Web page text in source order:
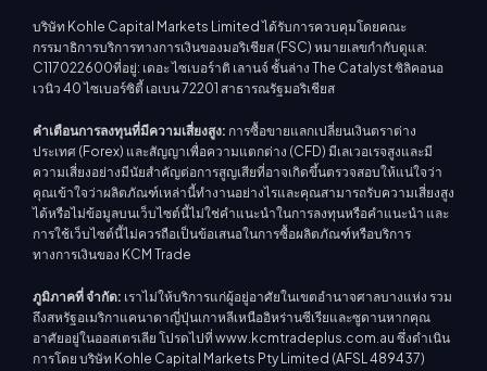
บริษัท Kohle Capital Markets Limited ได้รับการควบคุมโดยคณะ
กรรมาธิการบริการทางการเงินของมอริเชียส (FSC) หมายเลขกำกับดูแล:
C117022600ที่อยู่: เดอะ ไซเบอร์าติ เลานจ์ ชั้นล่าง The Catalyst ซิลิคอนอ
เวนิว 40 ไซเบอร์ซิตี้ เอเบน 72201 สาธารณรัฐมอริเชียส
คำเตือนการลงทุนที่มีความเสี่ยงสูง: การซื้อขายแลกเปลี่ยนเงินตราต่าง
ประเทศ (Forex) และสัญญาเพื่อความแตกต่าง (CFD) มีเลเวอเรจสูงและมี
ความเสี่ยงอย่างมีนัยสำคัญต่อการสูญเสียที่อาจเกิดขึ้นตรวจสอบให้แน่ใจว่า
คุณเข้าใจว่าผลิตภัณฑ์เหล่านี้ทำงานอย่างไรและคุณสามารถรับความเสี่ยงสูง
ได้หรือไม่ข้อมูลบนเว็บไซต์นี้ไม่ใช่คำแนะนำในการลงทุนหรือคำแนะนำ และ
การใช้เว็บไซต์นี้ไม่ควรถือเป็นข้อเสนอในการซื้อผลิตภัณฑ์หรือบริการ
ทางการเงินของ KCM Trade
ภูมิภาคที่ จำกัด: เราไม่ให้บริการแก่ผู้อยู่อาศัยในเขตอำนาจศาลบางแห่ง รวม
ถึงสหรัฐอเมริกาแคนาดาญี่ปุ่นเกาหลีเหนืออิหร่านซีเรียและซูดานหากคุณ
อาศัยอยู่ในออสเตรเลีย โปรดไปที่ www.kcmtradeplus.com.au ซึ่งดำเนิน
การโดย บริษัท Kohle Capital Markets Pty Limited (AFSL 489437)